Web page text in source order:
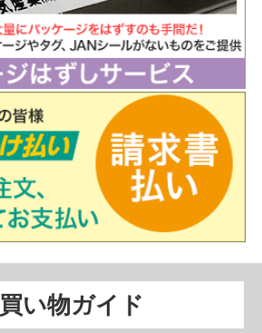
い物ガイド